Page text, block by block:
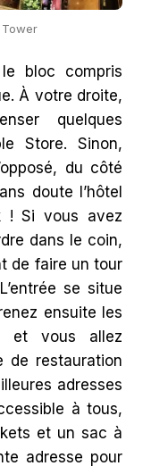
Tower
le bloc compris
À votre droite,
quelques
Store. Sinon,
du côté
doute l’hôtel
! Si vous avez
dans le coin,
de faire un tour
se situe
ensuite les
et vous allez
de restauration
adresses
à tous,
et un sac à
adresse pour